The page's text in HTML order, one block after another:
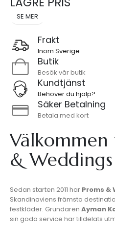
SE MER
Frakt
Inom Sverige
Butik
Besök vår butik
Kundtjänst
Behöver du hjälp?
Säker Betalning
Betala med kort
Välkommen
& Weddings
Sedan starten 2011 har Proms &
Skandinaviens främsta
festkläder. Grundaren Ayman
sin goda service har tilldelats